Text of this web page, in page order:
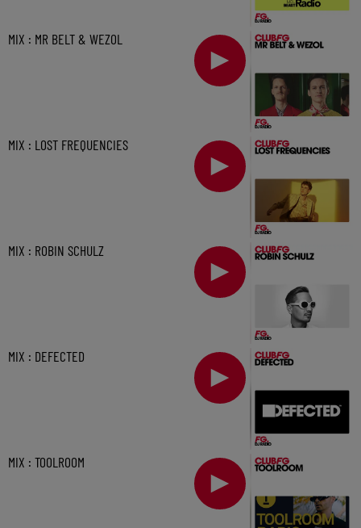
MIX : MR BELT & WEZOL
MIX : LOST FREQUENCIES
MIX : ROBIN SCHULZ
MIX : DEFECTED
MIX : TOOLROOM